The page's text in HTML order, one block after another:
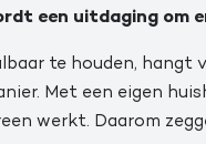
een uitdaging om
te houden, hangt
Met een eigen
werkt. Daarom